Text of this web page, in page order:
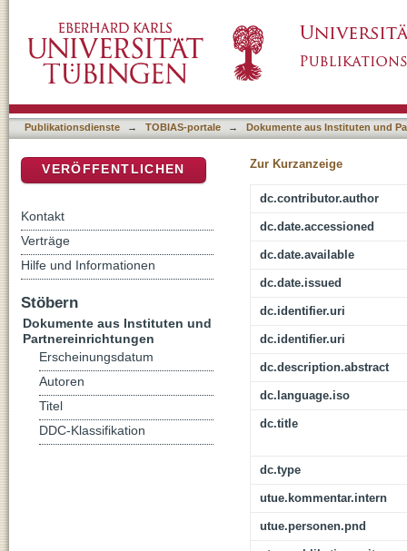
Publikationsdienste → TOBIAS-portale → Dokumente aus Instituten und
Zur Kurzanzeige
dc.contributor.author
dc.date.accessioned
dc.date.available
dc.date.issued
dc.identifier.uri
dc.identifier.uri
dc.description.abstract
dc.language.iso
dc.title
dc.type
utue.kommentar.intern
utue.personen.pnd
VERÖFFENTLICHEN
Kontakt
Verträge
Hilfe und Informationen
Stöbern
Dokumente aus Instituten und
Partnereinrichtungen
Erscheinungsdatum
Autoren
Titel
DDC-Klassifikation